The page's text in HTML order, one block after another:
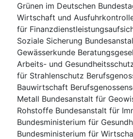
Grünen im Deutschen
Wirtschaft und
für
Soziale Sicherung
Gewässerkunde
Arbeits- und
für Strahlenschutz
Bauwirtschaft
Metall Bundesanstalt für
Rohstoffe Bundesanstalt für
Bundesministerium für
Bundesministerium für